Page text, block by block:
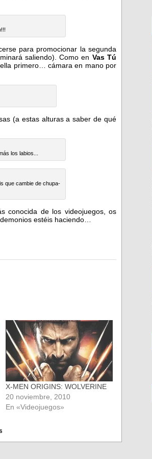
para promocionar la segunda
saliendo). Como en Vas Tú
primero… cámara en mano por
(a estas alturas a saber de qué
los labios...
que cambie de chupa-
conocida de los videojuegos, os
estéis haciendo…
X-MEN ORIGINS: WOLVERINE
20 noviembre, 2010
En «Videojuegos»